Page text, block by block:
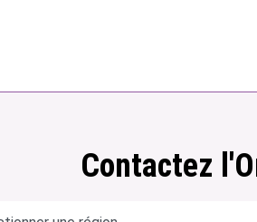
Contactez